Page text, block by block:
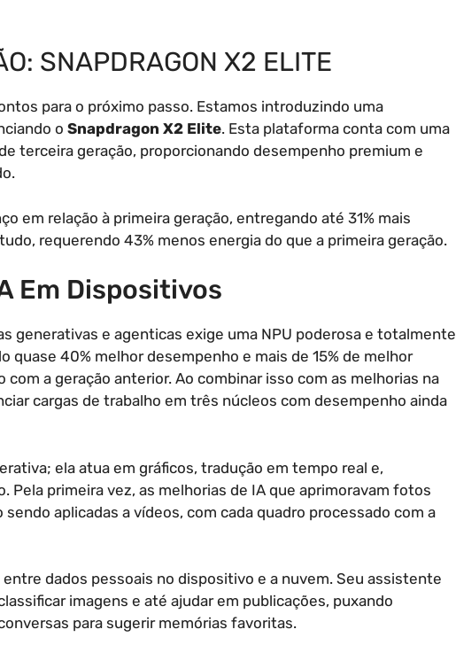
SNAPDRAGON X2 ELITE
para o próximo passo. Estamos introduzindo uma
o Snapdragon X2 Elite. Esta plataforma conta com uma
terceira geração, proporcionando desempenho premium e
em relação à primeira geração, entregando até 31% mais
requerendo 43% menos energia do que a primeira geração.
Em Dispositivos
generativas e agenticas exige uma NPU poderosa e totalmente
quase 40% melhor desempenho e mais de 15% de melhor
a geração anterior. Ao combinar isso com as melhorias na
cargas de trabalho em três núcleos com desempenho ainda
ela atua em gráficos, tradução em tempo real e,
Pela primeira vez, as melhorias de IA que aprimoravam fotos
aplicadas a vídeos, com cada quadro processado com a
dados pessoais no dispositivo e a nuvem. Seu assistente
imagens e até ajudar em publicações, puxando
para sugerir memórias favoritas.